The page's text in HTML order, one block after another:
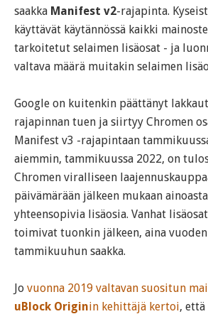
saakka Manifest v2-rajapinta.
käyttävät käytännössä kaikki
tarkoitetut selaimen lisäosat - ja
valtava määrä muitakin selaimen
Google on kuitenkin päättänyt
rajapinnan tuen ja siirtyy Chromen
Manifest v3 -rajapintaan
aiemmin, tammikuussa 2022, on
Chromen viralliseen
päivämärään jälkeen mukaan
yhteensopivia lisäosia. Vanhat
toimivat tuonkin jälkeen, aina vuoden
tammikuuhun saakka.
Jo vuonna 2019 valtavan suositun
uBlock Originin kehittäjä kertoi,